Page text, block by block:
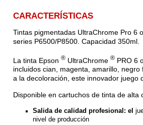
CARACTERÍSTICAS
Tintas pigmentadas UltraChrome Pro 6
series P6500/P8500. Capacidad 350ml.
La tinta Epson ®UltraChrome ®PRO 6
incluidos cian, magenta, amarillo,
a la decoloración, este innovador juego
Disponible en cartuchos de tinta de alta
Salida de calidad profesional: el
nivel de producción